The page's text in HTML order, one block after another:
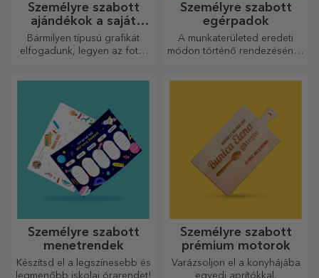
Személyre szabott
ajándékok a saját
grafikáiddal
Bármilyen típusú grafikát
elfogadunk, legyen az fotó,
Személyre szabott
egérpadok
A munkaterületed eredeti
módon történő rendezésének
Személyre szabott
menetrendek
Készítsd el a legszínesebb és
legmenőbb iskolai órarendet!
Személyre szabott
prémium motorok
Varázsoljon el a konyhájába
egyedi aprítókkal.